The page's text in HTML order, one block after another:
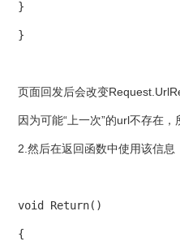
}
}
页面回发后会改变
因为可能“上一次”的url不存在
2.然后在返回函数中使用该信息
void Return()
{